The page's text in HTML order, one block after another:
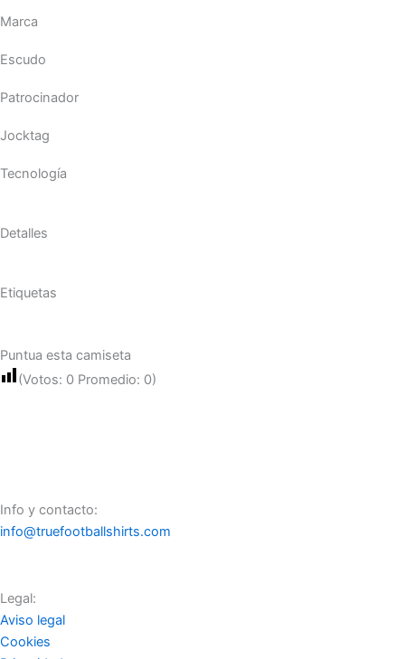
Marca
Escudo
Patrocinador
Jocktag
Tecnología
Detalles
Etiquetas
Puntua esta camiseta
(Votos: 0 Promedio: 0)
Info y contacto:
info@truefootballshirts.com
Legal:
Aviso legal
Cookies